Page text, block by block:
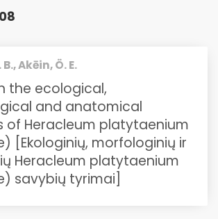
Akēin, Ö. E.
the ecological,
and anatomical
of Heracleum platytaenium
[Ekologinių, morfologinių ir
Heracleum platytaenium
savybių tyrimai]